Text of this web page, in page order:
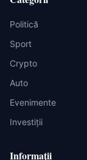
Politică
Sport
Crypto
Auto
Evenimente
Investiții
Informații